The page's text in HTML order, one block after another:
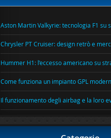
Aston Martin Valkyrie: tecnologia F1 su
Chrysler PT Cruiser: design retrò e
Hummer H1: l’eccesso americano su
Come funziona un impianto GPL
Il funzionamento degli airbag e la loro